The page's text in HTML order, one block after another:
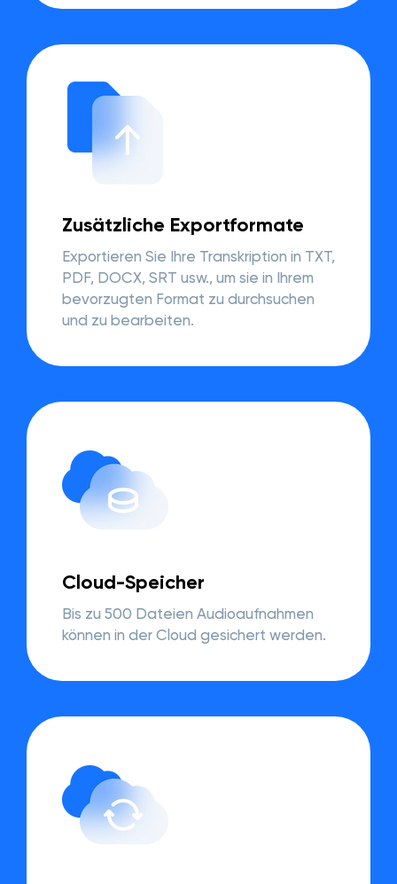
Zusätzliche Exportformate
Exportieren Sie Ihre Transkription in TXT,
PDF, DOCX, SRT usw., um sie in Ihrem
bevorzugten Format zu durchsuchen
und zu bearbeiten.
Cloud-Speicher
Bis zu 500 Dateien Audioaufnahmen
können in der Cloud gesichert werden.